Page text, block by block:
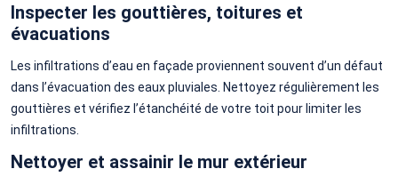
Inspecter les gouttières, toitures et
évacuations
Les infiltrations d’eau en façade proviennent souvent d’un défaut
dans l’évacuation des eaux pluviales. Nettoyez régulièrement les
gouttières et vérifiez l’étanchéité de votre toit pour limiter les
infiltrations.
Nettoyer et assainir le mur extérieur